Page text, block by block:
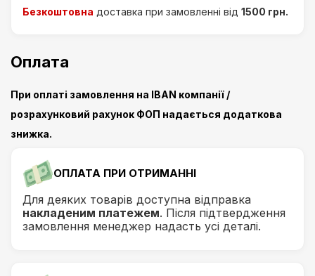
Безкоштовна доставка при замовленні від 1500 грн.
Оплата
При оплаті замовлення на IBAN компанії /
розрахунковий рахунок ФОП надається додаткова
знижка.
ОПЛАТА ПРИ ОТРИМАННІ
Для деяких товарів доступна відправка
накладеним платежем. Після підтвердження
замовлення менеджер надасть усі деталі.